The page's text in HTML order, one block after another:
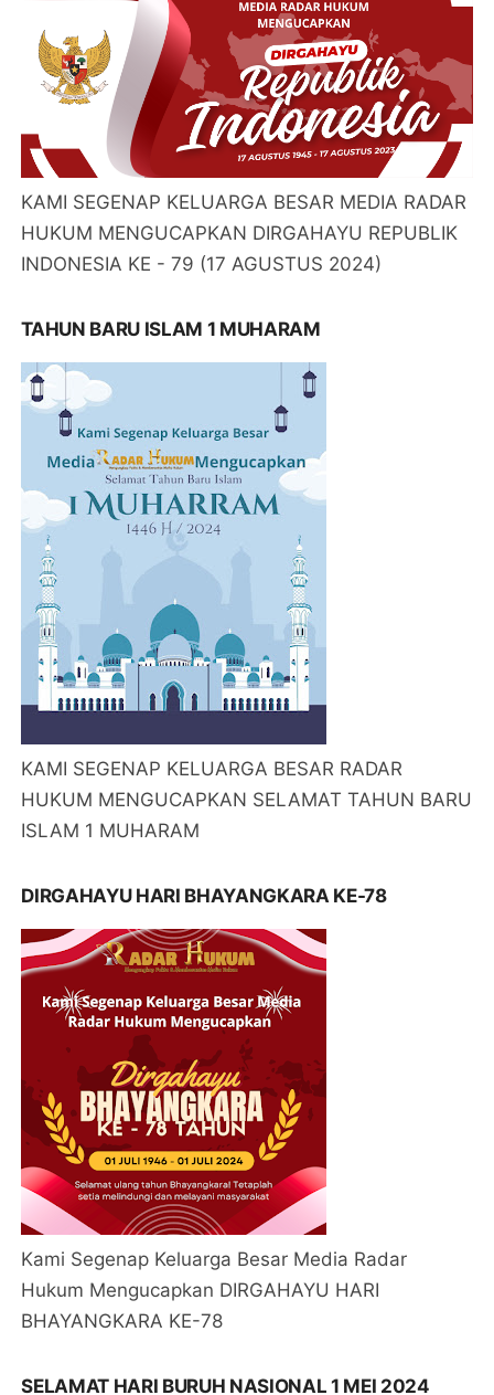
KAMI SEGENAP KELUARGA BESAR MEDIA RADAR
HUKUM MENGUCAPKAN DIRGAHAYU REPUBLIK
INDONESIA KE - 79 (17 AGUSTUS 2024)
TAHUN BARU ISLAM 1 MUHARAM
KAMI SEGENAP KELUARGA BESAR RADAR
HUKUM MENGUCAPKAN SELAMAT TAHUN BARU
ISLAM 1 MUHARAM
DIRGAHAYU HARI BHAYANGKARA KE-78
Kami Segenap Keluarga Besar Media Radar
Hukum Mengucapkan DIRGAHAYU HARI
BHAYANGKARA KE-78
SELAMAT HARI BURUH NASIONAL 1 MEI 2024